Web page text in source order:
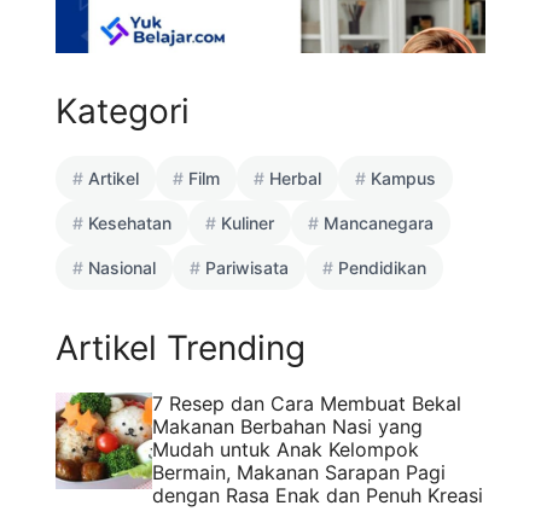
Kategori
Artikel Film Herbal Kampus
Kesehatan Kuliner Mancanegara
Nasional Pariwisata Pendidikan
Artikel Trending
7 Resep dan Cara Membuat Bekal
Makanan Berbahan Nasi yang
Mudah untuk Anak Kelompok
Bermain, Makanan Sarapan Pagi
dengan Rasa Enak dan Penuh Kreasi